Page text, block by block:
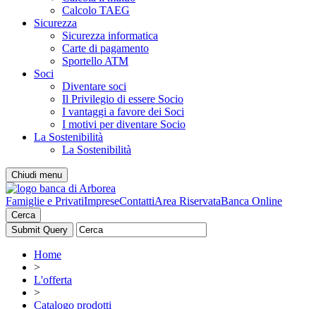
Calcolo TAEG
Sicurezza
Sicurezza informatica
Carte di pagamento
Sportello ATM
Soci
Diventare soci
Il Privilegio di essere Socio
I vantaggi a favore dei Soci
I motivi per diventare Socio
La Sostenibilità
La Sostenibilità
Chiudi menu
Famiglie e PrivatiImpreseContattiArea RiservataBanca Online
Cerca
Home
>
L'offerta
>
Catalogo prodotti